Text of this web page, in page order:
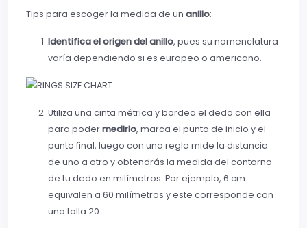
Tips para escoger la medida de un anillo:
Identifica el origen del anillo, pues su nomenclatura
varía dependiendo si es europeo o americano.
Utiliza una cinta métrica y bordea el dedo con ella
para podermedirlo, marca el punto de inicio y el
punto final, luego con una regla mide la distancia
de uno a otro y obtendrás la medida del contorno
de tu dedo en milímetros. Por ejemplo, 6 cm
equivalen a 60 milímetros y este corresponde con
una talla 20.